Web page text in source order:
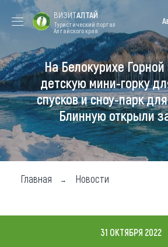
Форум VISIT
ALTAI
Цветение
маральника
Туры
Где побывать
Чем заняться
Где остановиться
ВИЗИТАЛТАЙ
Туристический портал
Алтайского края
На Белокурихе Горной
детскую мини-горку
спусков и сноу-парк
Блинную открыли
Главная Новости
31 ОКТЯБРЯ 2022